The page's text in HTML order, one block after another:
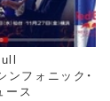
フォニック・
ス